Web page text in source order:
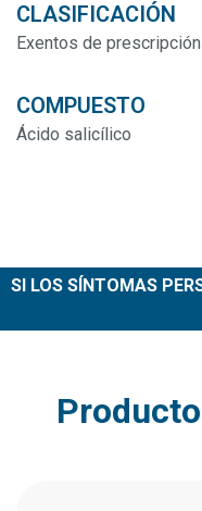
CLASIFICACIÓN
Exentos de prescripción
COMPUESTO
Ácido salicílico
SI LOS SÍNTOMAS